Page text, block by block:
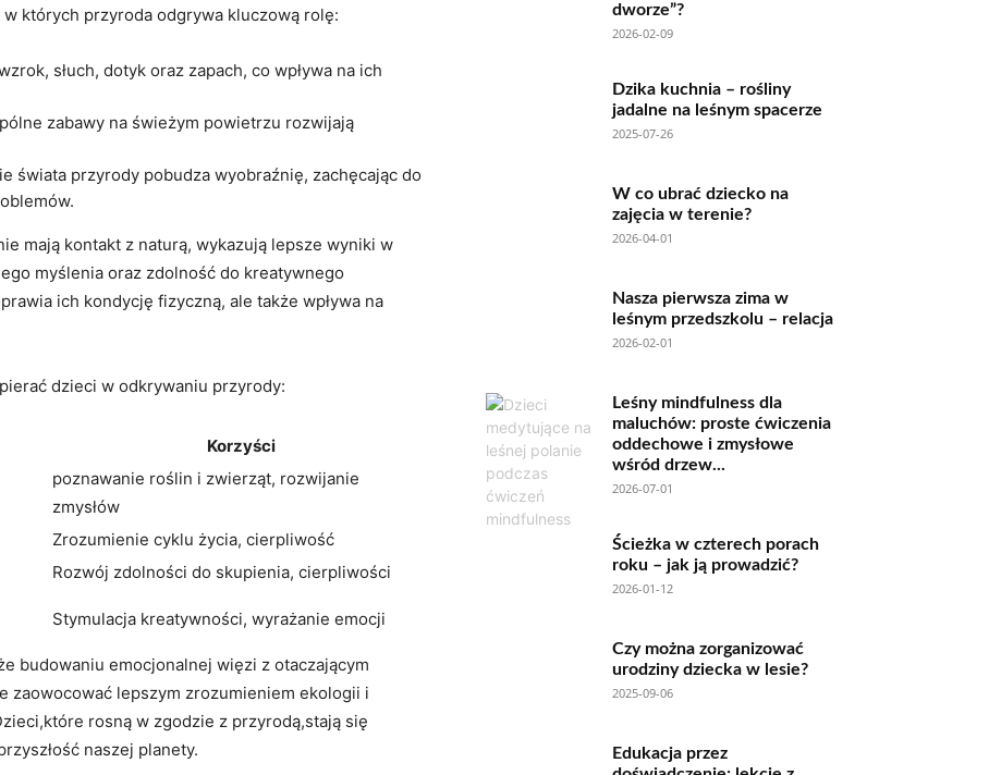
których przyroda odgrywa kluczową rolę:
słuch, dotyk oraz zapach, co wpływa na ich
zabawy na świeżym powietrzu rozwijają
świata przyrody pobudza wyobraźnię, zachęcając do
mają kontakt z naturą, wykazują lepsze wyniki w
myślenia oraz zdolność do kreatywnego
ich kondycję fizyczną, ale także wpływa na
dzieci w odkrywaniu przyrody:
Korzyści
poznawanie roślin i zwierząt, rozwijanie
zmysłów
Zrozumienie cyklu życia, cierpliwość
Rozwój zdolności do skupienia, cierpliwości
Stymulacja kreatywności, wyrażanie emocji
budowaniu emocjonalnej więzi z otaczającym
zaowocować lepszym zrozumieniem ekologii i
rosną w zgodzie z przyrodą,stają się
naszej planety.
dworze”?
2026-02-09
Dzika kuchnia – rośliny
jadalne na leśnym spacerze
2025-07-26
W co ubrać dziecko na
zajęcia w terenie?
2026-04-01
Nasza pierwsza zima w
leśnym przedszkolu – relacja
2026-02-01
Leśny mindfulness dla
maluchów: proste ćwiczenia
oddechowe i zmysłowe
wśród drzew...
2026-07-01
Ścieżka w czterech porach
roku – jak ją prowadzić?
2026-01-12
Czy można zorganizować
urodziny dziecka w lesie?
2025-09-06
Edukacja przez